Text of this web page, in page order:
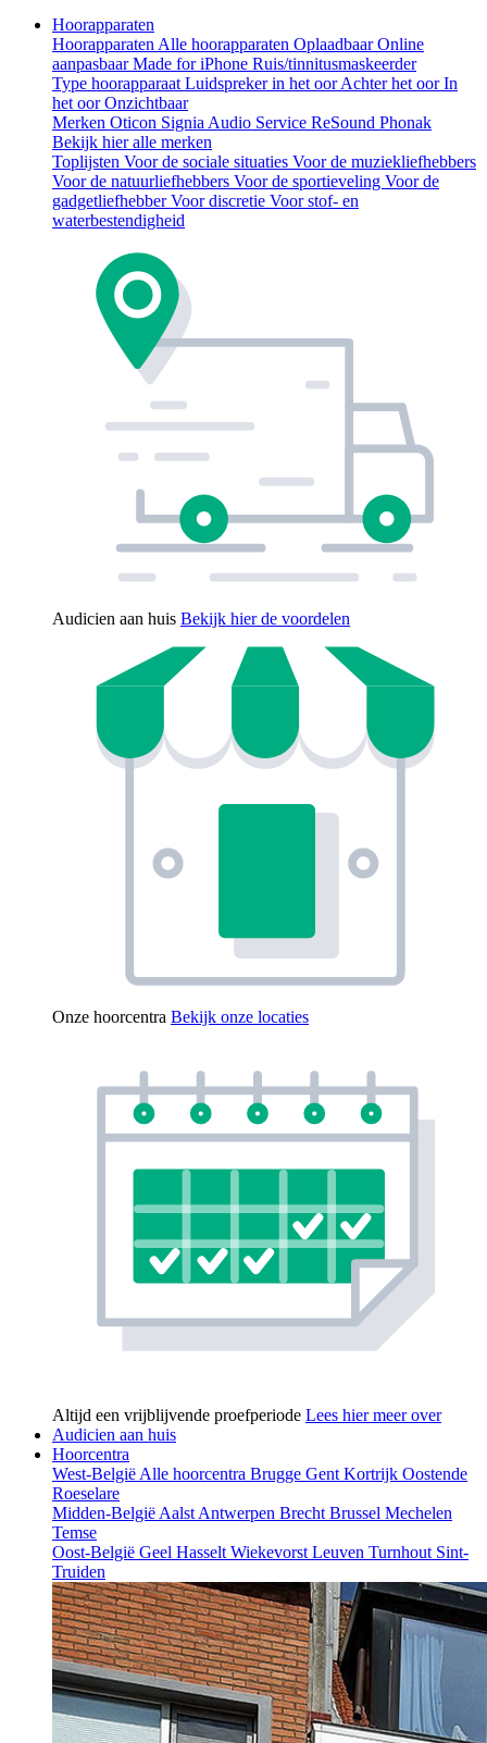
Hoorapparaten
Hoorapparaten Alle hoorapparaten OplaadbaarOnline
aanpasbaarMade for iPhone Ruis/tinnitusmaskeerder
Type hoorapparaat Luidspreker in het oorAchter het oorIn
het oorOnzichtbaar
Merken Oticon Signia Audio Service ReSound Phonak
Bekijk hier alle merken
Toplijsten Voor de sociale situaties Voor de muziekliefhebbers
Voor de natuurliefhebbers Voor de sportieveling Voor de
gadgetliefhebberVoor discretie Voor stof- en
waterbestendigheid
Audicien aan huis Bekijk hier de voordelen
Onze hoorcentra Bekijk onze locaties
Altijd een vrijblijvende proefperiode Lees hier meer over
Audicien aan huis
Hoorcentra
West-België Alle hoorcentra Brugge Gent Kortrijk Oostende
Roeselare
Midden-België Aalst Antwerpen Brecht Brussel Mechelen
Temse
Oost-België Geel Hasselt Wiekevorst Leuven Turnhout Sint-
Truiden